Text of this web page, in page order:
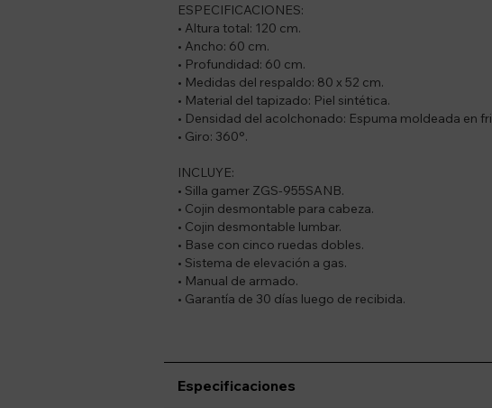
ESPECIFICACIONES:
• Altura total: 120 cm.
• Ancho: 60 cm.
• Profundidad: 60 cm.
• Medidas del respaldo: 80 x 52 cm.
• Material del tapizado: Piel sintética.
• Densidad del acolchonado: Espuma moldeada en
• Giro: 360°.
INCLUYE:
• Silla gamer ZGS-955SANB.
• Cojin desmontable para cabeza.
• Cojin desmontable lumbar.
• Base con cinco ruedas dobles.
• Sistema de elevación a gas.
• Manual de armado.
• Garantía de 30 días luego de recibida.
Especificaciones